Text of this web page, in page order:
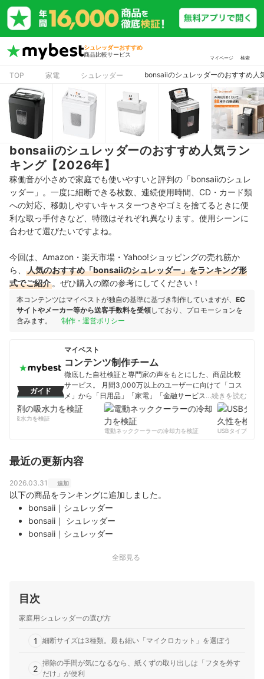
シュレッダーおすすめ
商品比較サービス
マイページ 検索
TOP 家電 シュレッダー bonsaiiのシュレッダーのおすすめ人
bonsaiiのシュレッダーのおすすめ人気ラン
キング【2026年】
稼働音が小さめで家庭でも使いやすいと評判の「bonsaiiのシュレ
ッダー」。一度に細断できる枚数、連続使用時間、CD・カード類
への対応、移動しやすいキャスターつきやゴミを捨てるときに便
利な取っ手付きなど、特徴はそれぞれ異なります。使用シーンに
合わせて選びたいですよね。
今回は、Amazon・楽天市場・Yahoo!ショッピングの売れ筋か
ら、
人気のおすすめ「bonsaiiのシュレッダー」をランキング形
式でご紹介 。ぜひ購入の際の参考にしてください！
本コンテンツはマイベストが独自の基準に基づき制作していますが、 EC
サイトやメーカー等から送客手数料を受領しており、プロモーションを
含みます。
制作・運営ポリシー
ガイド
マイベスト
コンテンツ制作チーム
徹底した自社検証と専門家の声をもとにした、商品比較
サービス。 月間3,000万以上のユーザーに向けて「コス
メ」から「日用品」「家電」「金融サービス」まで、ベ
ストな商品を選んでもらうために、毎日コンテンツを制
コンテンツ制作チームのプロフィール
…続きを読む
の吸水力を検証
電動ネッククーラーの冷却力を検証
USBタイプCケー
最近の更新内容
2026.03.31 追加
以下の商品をランキングに追加しました。
bonsaii｜シュレッダー
bonsaii｜ シュレッダー
bonsaii｜シュレッダー
bonsaii｜シュレッダー全部見る
目次
家庭用シュレッダーの選び方
1 細断サイズは3種類。最も細い「マイクロカット」を選ぼう
2
掃除の手間が気になるなら、紙くずの取り出しは「フタを外す
だけ」が便利